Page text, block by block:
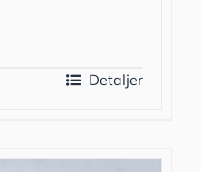
Detaljer